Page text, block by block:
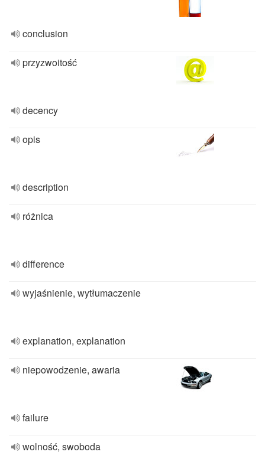
conclusion
przyzwoitość
decency
opis
description
różnica
difference
wyjaśnienie, wytłumaczenie
explanation, explanation
niepowodzenie, awaria
failure
wolność, swoboda